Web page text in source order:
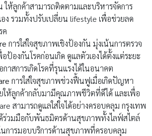
ให้ลูกค้าสามารถติดตามและบริหารจัดการ
ง รวมทั้งปรับเปลี่ยน lifestyle เพื่อช่วยลด
ค
การใส่ใจสุขภาพเชิงป้องกัน มุ่งเน้นการตรวจ
อป้องกันโรคก่อนเกิด ดูแลตัวเองได้ตั้งแต่ระยะ
าสการเกิดโรคที่รุนแรงได้ในอนาคต
การใส่ใจสุขภาพช่วงฟื้นฟูเมื่อเกิดปัญหา
ห้ลูกค้ากลับมามีคุณภาพชีวิตที่ดีได้ และเพื่อ
สามารถดูแลใส่ใจได้อย่างครอบคลุม กรุงเทพ
ร่วมมือกับพันธมิตรด้านสุขภาพทั้งไลฟ์สไตล์
นการมอบบริการด้านสุขภาพที่ครอบคลุม